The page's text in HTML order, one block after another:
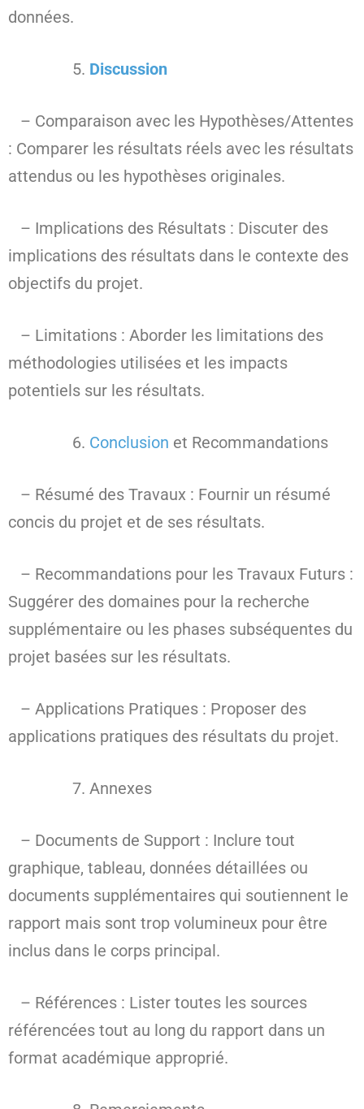
données.
Discussion
– Comparaison avec les Hypothèses/Attentes
: Comparer les résultats réels avec les résultats
attendus ou les hypothèses originales.
– Implications des Résultats : Discuter des
implications des résultats dans le contexte des
objectifs du projet.
– Limitations : Aborder les limitations des
méthodologies utilisées et les impacts
potentiels sur les résultats.
Conclusion et Recommandations
– Résumé des Travaux : Fournir un résumé
concis du projet et de ses résultats.
– Recommandations pour les Travaux Futurs :
Suggérer des domaines pour la recherche
supplémentaire ou les phases subséquentes du
projet basées sur les résultats.
– Applications Pratiques : Proposer des
applications pratiques des résultats du projet.
Annexes
– Documents de Support : Inclure tout
graphique, tableau, données détaillées ou
documents supplémentaires qui soutiennent le
rapport mais sont trop volumineux pour être
inclus dans le corps principal.
– Références : Lister toutes les sources
référencées tout au long du rapport dans un
format académique approprié.